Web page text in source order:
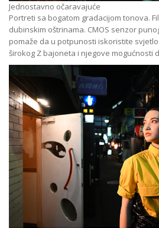
Jednostavno očaravajuće
Portreti sa bogatom gradacijom tonova.
dubinskim oštrinama. CMOS senzor
pomaže da u potpunosti iskoristite
širokog Z bajoneta i njegove mogućnosti